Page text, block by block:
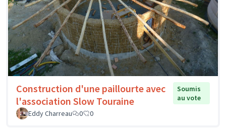
Construction d'une paillourte avec
l'association Slow Touraine
Soumis
au vote
Eddy Charreau
0 0